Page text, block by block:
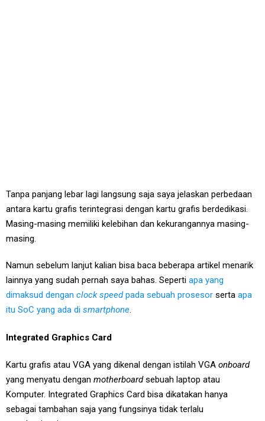
Tanpa panjang lebar lagi langsung saja saya jelaskan perbedaan
antara kartu grafis terintegrasi dengan kartu grafis berdedikasi.
Masing-masing memiliki kelebihan dan kekurangannya masing-
masing.
Namun sebelum lanjut kalian bisa baca beberapa artikel menarik
lainnya yang sudah pernah saya bahas. Seperti apa yang
dimaksud dengan clock speedpada sebuah prosesor serta apa
itu SoC yang ada di smartphone.
Integrated Graphics Card
Kartu grafis atau VGA yang dikenal dengan istilah VGA onboard
yang menyatu dengan motherboardsebuah laptop atau
Komputer. Integrated Graphics Card bisa dikatakan hanya
sebagai tambahan saja yang fungsinya tidak terlalu